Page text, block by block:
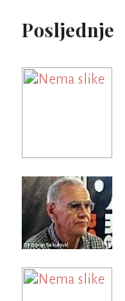
Posljednje